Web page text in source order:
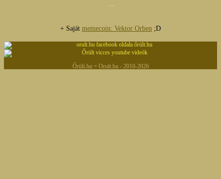
+ Saját memecoin: Vektor Orben ;D
Őrült.hu = Orult.hu - 2010-2026